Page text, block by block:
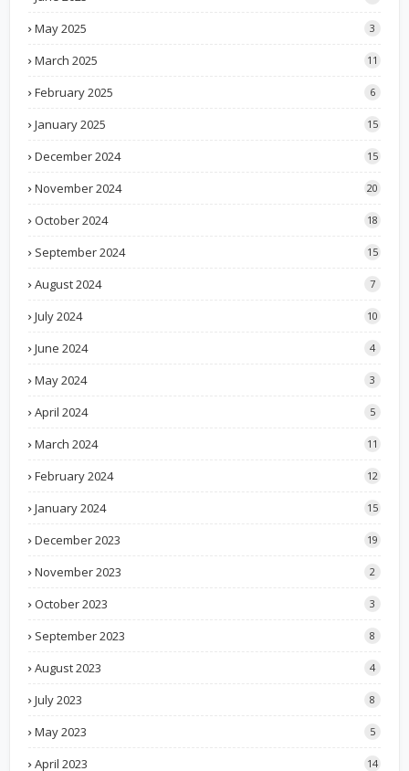
May 2025 3
March 2025 11
February 2025 6
January 2025 15
December 2024 15
November 2024 20
October 2024 18
September 2024 15
August 2024 7
July 2024 10
June 2024 4
May 2024 3
April 2024 5
March 2024 11
February 2024 12
January 2024 15
December 2023 19
November 2023 2
October 2023 3
September 2023 8
August 2023 4
July 2023 8
May 2023 5
April 2023 14